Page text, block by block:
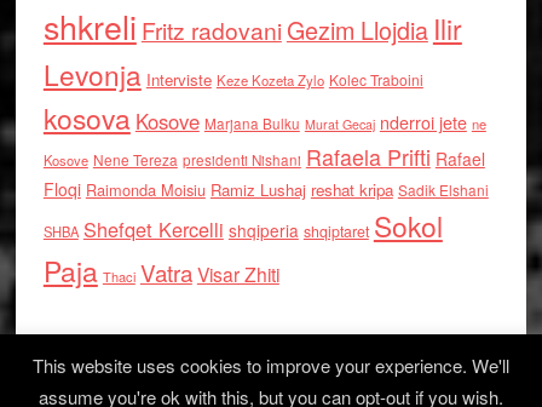
shkreli Fritz radovaniGezim Llojdia Ilir
Levonja Interviste Keze Kozeta Zylo Kolec Traboini
kosova Kosove Marjana Bulku Murat Gecaj nderroi jete ne
Kosove Nene Tereza presidenti Nishani Rafaela Prifti Rafael
Floqi Raimonda Moisiu Ramiz Lushaj reshat kripa Sadik Elshani
SHBA Shefqet Kercelli shqiperia shqiptaret Sokol
Paja Thaci VatraVisar Zhiti
This website uses cookies to improve your experience. We'll
assume you're ok with this, but you can opt-out if you wish.